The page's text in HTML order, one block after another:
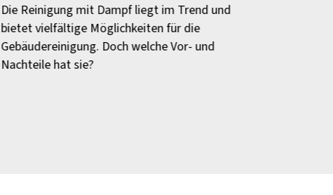
Die Reinigung mit Dampf liegt im Trend und
bietet vielfältige Möglichkeiten für die
Gebäudereinigung. Doch welche Vor- und
Nachteile hat sie?